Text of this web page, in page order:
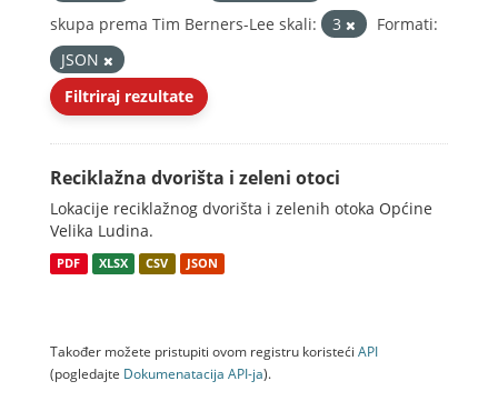
skupa prema Tim Berners-Lee skali:
3
Formati:
JSON
Filtriraj rezultate
Reciklažna dvorišta i zeleni otoci
Lokacije reciklažnog dvorišta i zelenih otoka Općine
Velika Ludina.
PDF XLSX CSV JSON
Također možete pristupiti ovom registru koristeći API
(pogledajte Dokumenаtаcijа API-jа).